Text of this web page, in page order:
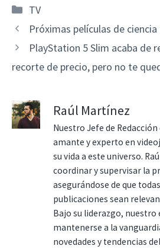
Categorías
TV
Próximas películas de
PlayStation 5 Slim acaba de
recorte de precio, pero no te
Raúl Martínez
Nuestro Jefe de Redacción
amante y experto en
su vida a este universo.
coordinar y supervisar la
asegurándose de que
publicaciones sean
Bajo su liderazgo, nuestro
mantenerse a la
novedades y tendencias